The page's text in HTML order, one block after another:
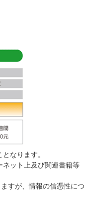
なります。
ット上及び関連書籍等
すが、情報の信憑性につ